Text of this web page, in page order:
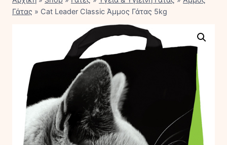
Γάτας » Cat Leader Classic Άμμος Γάτας 5kg